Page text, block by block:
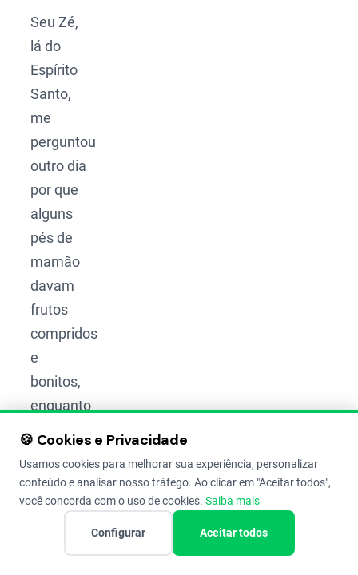
Seu Zé,
lá do
Espírito
Santo,
me
perguntou
outro dia
por que
alguns
pés de
mamão
davam
frutos
compridos
e
bonitos,
enquanto
davam
frutos
ou nem
🍪 Cookies e Privacidade
Usamos cookies para melhorar sua experiência, personalizar
conteúdo e analisar nosso tráfego. Ao clicar em "Aceitar todos",
você concorda com o uso de cookies. Saiba mais
Configurar Aceitar todos